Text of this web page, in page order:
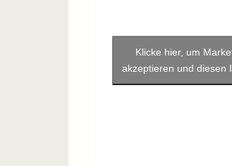
Klicke hier, um
akzeptieren und diesen